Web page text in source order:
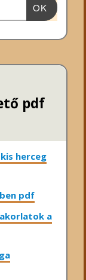
OK
pdf
herceg
pdf
a